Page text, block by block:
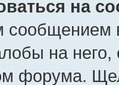
на
на
форума.